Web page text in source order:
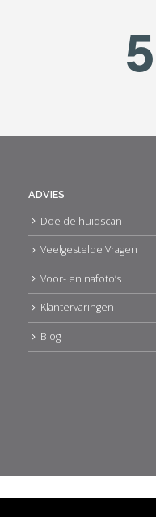
ADVIES
Doe de huidscan
Veelgestelde Vragen
Voor- en nafoto’s
Klantervaringen
Blog